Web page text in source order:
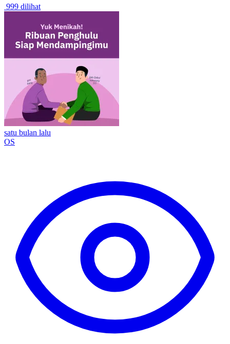
999 dilihat
satu bulan lalu
OS